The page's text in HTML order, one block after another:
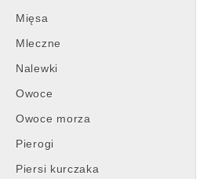
Mięsa
Mleczne
Nalewki
Owoce
Owoce morza
Pierogi
Piersi kurczaka